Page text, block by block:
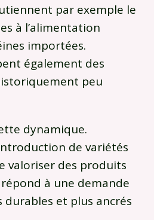
par exemple le
à l’alimentation
importées.
également des
peu
dynamique.
de variétés
valoriser des produits
à une demande
et plus ancrés